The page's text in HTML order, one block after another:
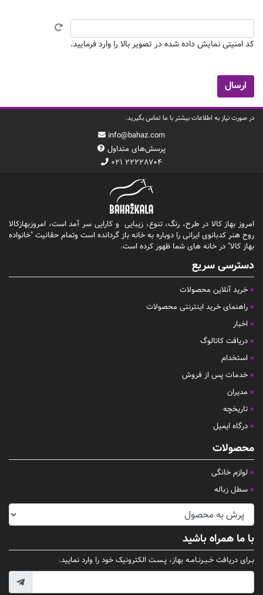
کد امنیتی نمایش داده شده در تصویر بالا را وارد فرمایید.
در صورت نیاز به اطلاعات بیشتر با ما تماس بگیرید.
info@bahaz.com
پرسش‌های متداول
۰۲۱ ۲۲۲۲۸۷۰۴
امروز بهاز کالا در طرح، رنگ، تنوع، زیبایی و کارایی سر آمد است، امروزبهازکالا
روح هنر کدبانوی ایرانی را دوباره به خانه باز گردانده است وتمام حقانیت "خانواده
بهاز کالا" در خانه های شما ظهور کرده است.
دسترسی سریع
خرید آنلاین محصولات
راهنمای خرید اینترنتی محصولات
اخبار
دریافت کاتالوگ
استخدام
خدمات پس از فروش
مدیران
تاریخچه
درگاه ایمیل
محصولات
لوازم خانگی
سطل زباله
با ما همراه باشید
بـرای دریافت خـبـرنـامـه بهاز، پـسـت الکترونیک خود را وارد نمایید.